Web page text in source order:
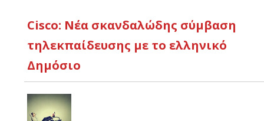
Cisco: Νέα σκανδαλώδης σύμβαση
τηλεκπαίδευσης με το ελληνικό
Δημόσιο